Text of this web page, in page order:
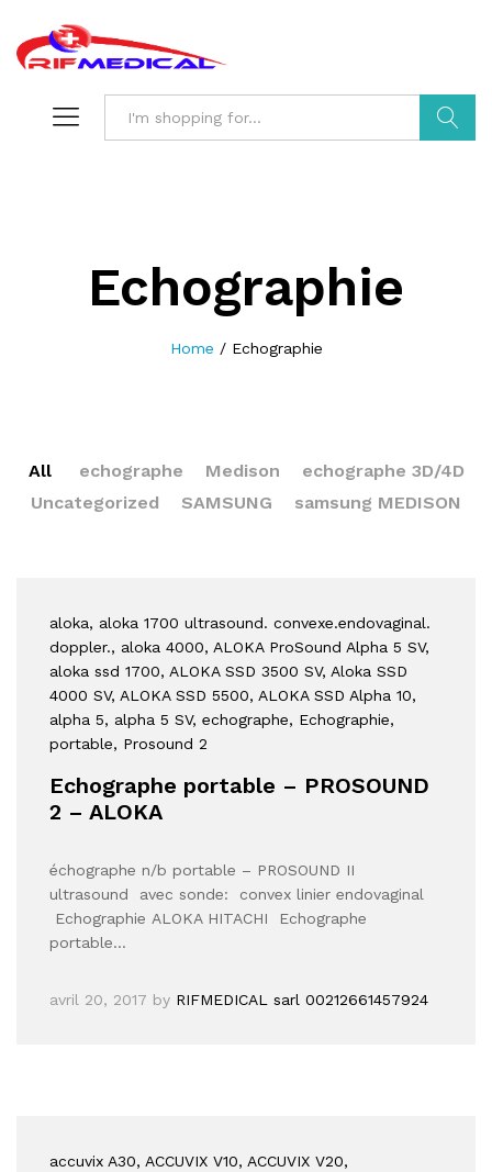
Echographie
Home / Echographie
All echographe Medison
echographe 3D/4D
Uncategorized
SAMSUNG samsung MEDISON
aloka, aloka 1700 ultrasound. convexe.endovaginal.
doppler., aloka 4000, ALOKA ProSound Alpha 5 SV,
aloka ssd 1700, ALOKA SSD 3500 SV, Aloka SSD
4000 SV, ALOKA SSD 5500, ALOKA SSD Alpha 10,
alpha 5, alpha 5 SV, echographe, Echographie,
portable, Prosound 2
Echographe portable – PROSOUND
2 – ALOKA
échographe n/b portable – PROSOUND II
ultrasound avec sonde: convex linier endovaginal
Echographie ALOKA HITACHI Echographe
portable…
avril 20, 2017 by RIFMEDICAL sarl 00212661457924
accuvix A30, ACCUVIX V10, ACCUVIX V20,